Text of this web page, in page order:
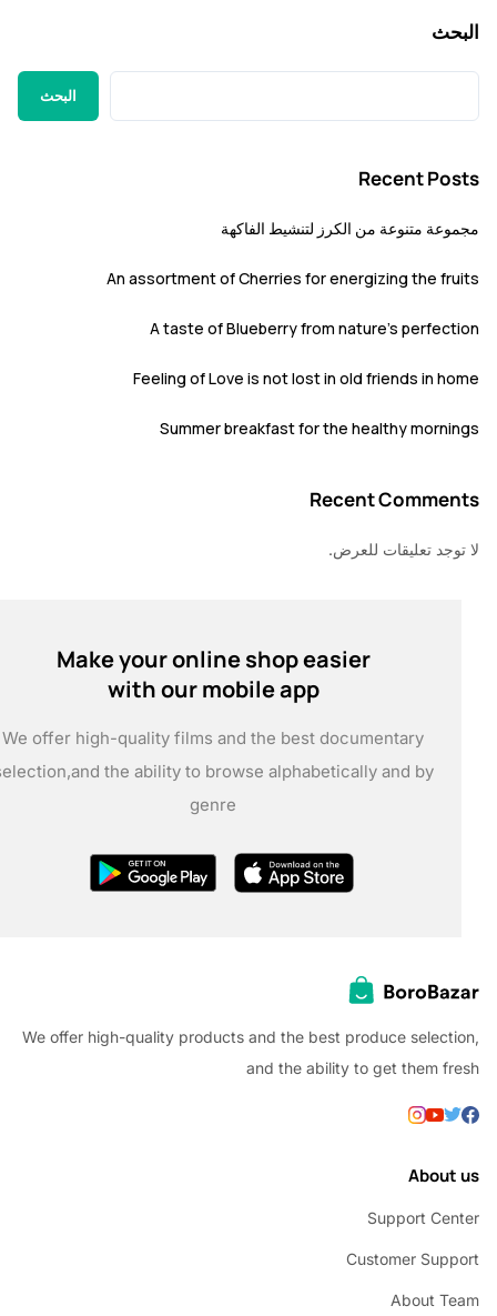
Recent
متنوعة من الكرز لتنشيط الفاكهة
An assortment of Cherries for energizing the
A taste of Blueberry from nature’s
Feeling of Love is not lost in old friends in
Summer breakfast for the healthy
Recent
تعليقات للعرض.
Make your online shop easier
with our mobile app
We offer high-quality films and the best documentary
selection,and the ability to browse alphabetically and by
We offer high-quality products and the best produce
and the ability to get them
Support
Customer
About